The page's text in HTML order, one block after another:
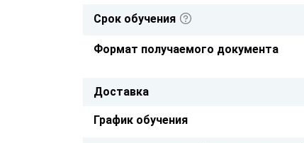
Срок обучения
Формат получаемого документа
Доставка
График обучения